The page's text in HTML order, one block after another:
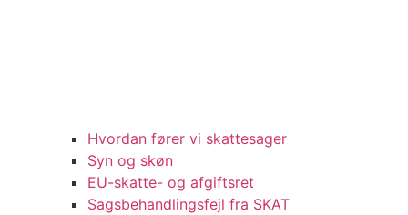
Hvordan fører vi skattesager
Syn og skøn
EU-skatte- og afgiftsret
Sagsbehandlingsfejl fra SKAT